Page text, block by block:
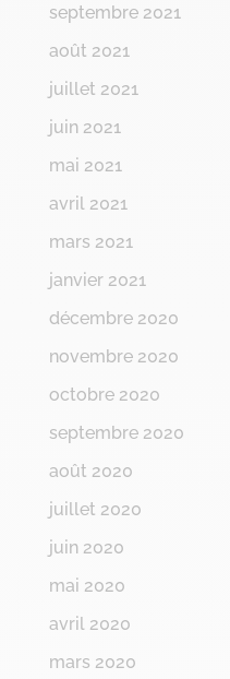
septembre 2021
août 2021
juillet 2021
juin 2021
mai 2021
avril 2021
mars 2021
janvier 2021
décembre 2020
novembre 2020
octobre 2020
septembre 2020
août 2020
juillet 2020
juin 2020
mai 2020
avril 2020
mars 2020